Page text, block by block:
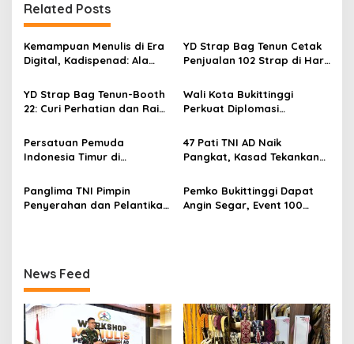
a
s
i
o
Related Posts
Kemampuan Menulis di Era
Digital, Kadispenad: Ala
YD Strap Bag Tenun Cetak
Penjualan 102 Strap di Hari
2026, Bukti Wastra
Nusantara Kian Digemari
YD Strap Bag Tenun-Booth
22: Curi Perhatian dan Raih
Memandang Wastra
dengan Citra Nan Anggun
Wali Kota Bukittinggi
Perkuat Diplomasi
Dubes Belanda dan Jerman
Sukseskan 100 Tahun Jam
Gadang
Persatuan Pemuda
Indonesia Timur di
Bertajuk “Torang Samua
Basudara”
47 Pati TNI AD Naik
Pangkat, Kasad Tekankan
Adaptasi
Panglima TNI Pimpin
Penyerahan dan Pelantikan
Pemko Bukittinggi Dapat
Angin Segar, Event 100
News Feed